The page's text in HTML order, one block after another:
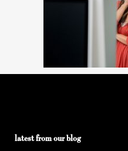
latest from our blog